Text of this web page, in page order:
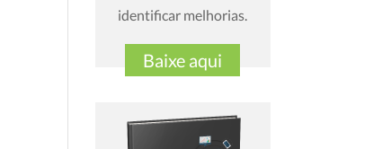
identificar melhorias.
Baixe aqui